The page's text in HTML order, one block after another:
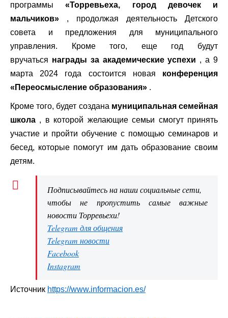
программы«Торревьеха, город девочек и
мальчиков» , продолжая деятельность Детского
совета и предложения для муниципального
управления. Кроме того, еще год будут
вручаться награды за академические успехи , а 9
марта 2024 года состоится новая конференция
«Переосмысление образования» .
Кроме того, будет создана муниципальная семейная
школа , в которой желающие семьи смогут принять
участие и пройти обучение с помощью семинаров и
бесед, которые помогут им дать образование своим
детям.
Подписывайтесь на наши социальные сети,
чтобы не пропустить самые важные
новости Торревьехи!
Telegram для общения
Telegram новости
Facebook
Instagram
Источник https://www.informacion.es/